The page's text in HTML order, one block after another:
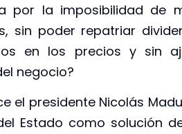
por la imposibilidad de
sin poder repatriar
en los precios y sin
negocio?
el presidente Nicolás
Estado como solución